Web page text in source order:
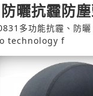
曬抗霾防
多功能抗霾、防曬
technology f